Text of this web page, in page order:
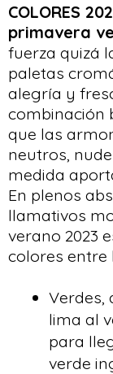
COLORES
primavera
fuerza quizá
paletas
alegría y
combinación
que las
neutros,
medida
En plenos
llamativos
verano 2023
colores entre
Verdes,
lima al
para
verde